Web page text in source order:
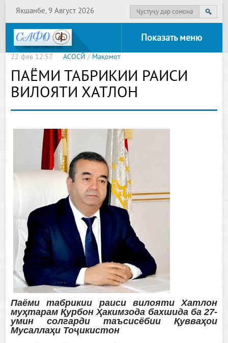
Якшанбе, 9 Август 2026
Показать меню
22 фев 12:57 АСОСӢ / Мақомот
ПАЁМИ ТАБРИКИИ РАИСИ
ВИЛОЯТИ ХАТЛОН
Паёми табрикии раиси вилояти Хатлон
муҳтарам Қурбон Ҳакимзода бахшида ба 27-
умин солгарди таъсисёбии Қувваҳои
Мусаллаҳи Тоҷикистон